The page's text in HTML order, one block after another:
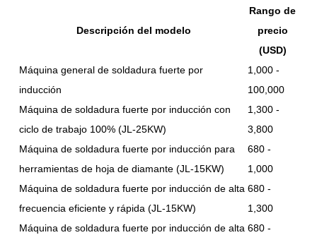
Descripción del modelo
Rango de
precio
(USD)
Máquina general de soldadura fuerte por
inducción
1,000 -
100,000
Máquina de soldadura fuerte por inducción con
ciclo de trabajo 100% (JL-25KW)
1,300 -
3,800
Máquina de soldadura fuerte por inducción para
herramientas de hoja de diamante (JL-15KW)
680 -
1,000
Máquina de soldadura fuerte por inducción de alta
frecuencia eficiente y rápida (JL-15KW)
680 -
1,300
Máquina de soldadura fuerte por inducción de alta 680 -